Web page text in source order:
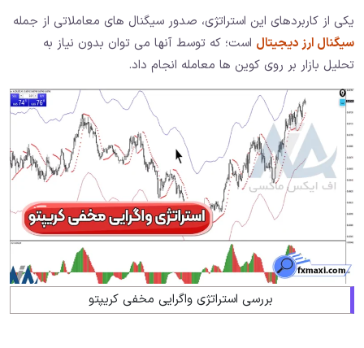
یکی از کاربردهای این استراتژی، صدور سیگنال های معاملاتی از جمله
سیگنال ارز دیجیتال است؛ که توسط آنها می توان بدون نیاز به
تحلیل بازار بر روی کوین ها معامله انجام داد.
بررسی استراتژی واگرایی مخفی کریپتو